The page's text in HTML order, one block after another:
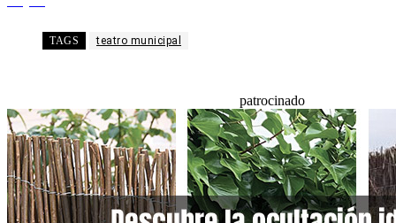
TAGS teatro municipal
patrocinado